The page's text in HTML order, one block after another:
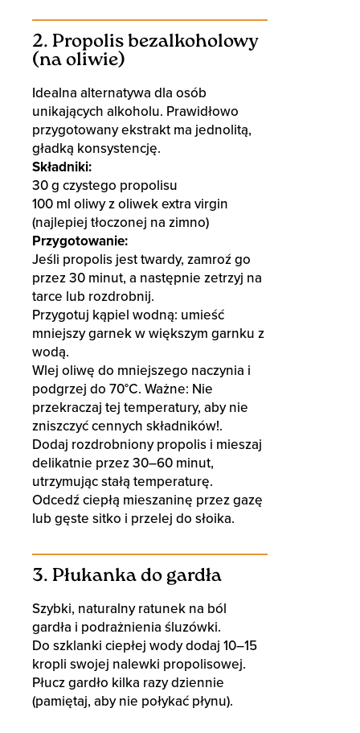
2. Propolis bezalkoholowy
(na oliwie)
Idealna alternatywa dla osób
unikających alkoholu. Prawidłowo
przygotowany ekstrakt ma jednolitą,
gładką konsystencję.
Składniki:
30 g czystego propolisu
100 ml oliwy z oliwek extra virgin
(najlepiej tłoczonej na zimno)
Przygotowanie:
Jeśli propolis jest twardy, zamroź go
przez 30 minut, a następnie zetrzyj na
tarce lub rozdrobnij.
Przygotuj kąpiel wodną: umieść
mniejszy garnek w większym garnku z
wodą.
Wlej oliwę do mniejszego naczynia i
podgrzej do 70°C. Ważne: Nie
przekraczaj tej temperatury, aby nie
zniszczyć cennych składników!.
Dodaj rozdrobniony propolis i mieszaj
delikatnie przez 30–60 minut,
utrzymując stałą temperaturę.
Odcedź ciepłą mieszaninę przez gazę
lub gęste sitko i przelej do słoika.
3. Płukanka do gardła
Szybki, naturalny ratunek na ból
gardła i podrażnienia śluzówki.
Do szklanki ciepłej wody dodaj 10–15
kropli swojej nalewki propolisowej.
Płucz gardło kilka razy dziennie
(pamiętaj, aby nie połykać płynu).